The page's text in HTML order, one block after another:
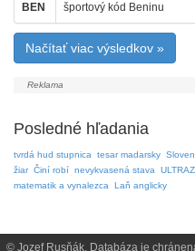
BEN športový kód Beninu
Načítať viac výsledkov »
Posledné hľadania
tvrdá hud stupnica tesar madarsky
žiar Činí robí nevykvasená stava
matematik a vynalezca
Laň anglicky
© Jozef Rusňák. Databáza je